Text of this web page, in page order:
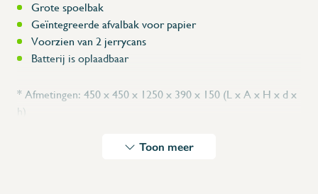
Grote spoelbak
Geïntegreerde afvalbak voor papier
Voorzien van 2 jerrycans
Batterij is oplaadbaar
* Afmetingen: 450 x 450 x 1250 x 390 x 150 (L x A x H x d x
h)
dispenser en doekjeshouder.Toon meer